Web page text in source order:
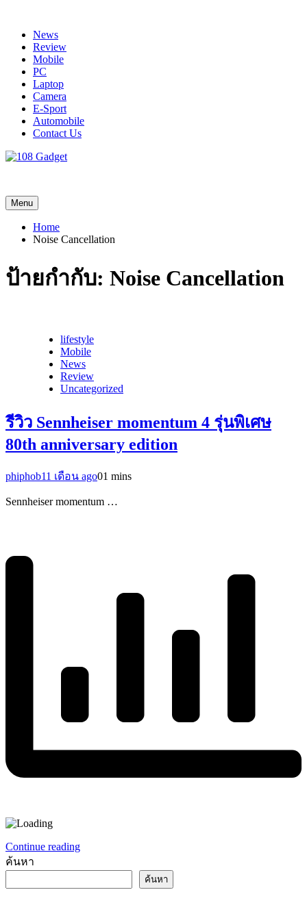
contentNews
Review
Mobile
PC
Laptop
Camera
E-Sport
Automobile
Contact Us
Menu
Home
Noise Cancellation
ป้ายกำกับ: Noise Cancellation
lifestyle
Mobile
News
Review
Uncategorized
รีวิว Sennheiser momentum 4 รุ่นพิเศษ
80th anniversary edition
phiphob11 เดือน ago01 mins
Sennheiser momentum …
Continue reading
ค้นหา
ค้นหา